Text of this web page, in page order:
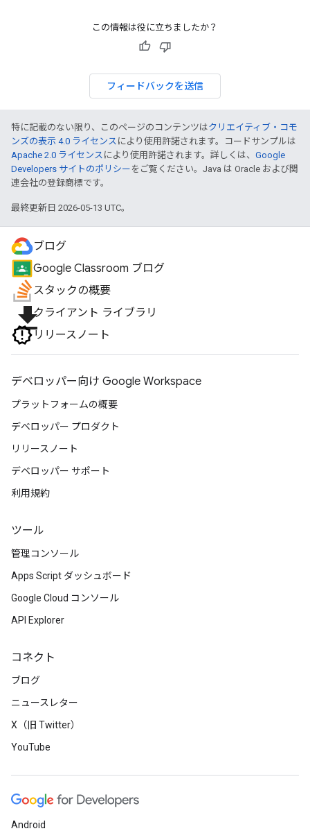
この情報は役に立ちましたか？
フィードバックを送信
特に記載のない限り、このページのコンテンツはクリエイティブ・コモ
ンズの表示 4.0 ライセンス により使用許諾されます。コードサンプルは
Apache 2.0 ライセンス により使用許諾されます。詳しくは、 Google
Developers サイトのポリシー をご覧ください。Java は Oracle および関
連会社の登録商標です。
最終更新日 2026-05-13 UTC。
ブログ
Google Classroom ブログ
スタックの概要
file_downloadクライアント ライブラリ
リリースノート
デベロッパー向け Google Workspace
プラットフォームの概要
デベロッパー プロダクト
リリースノート
デベロッパー サポート
利用規約
ツール
管理コンソール
Apps Script ダッシュボード
Google Cloud コンソール
API Explorer
コネクト
ブログ
ニュースレター
X（旧 Twitter）
YouTube
Android